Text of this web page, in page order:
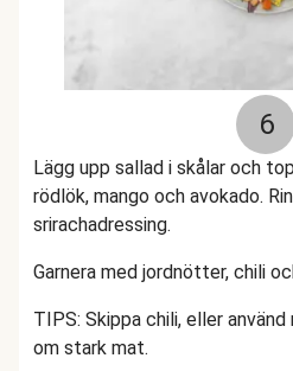
6
Lägg upp sallad i skålar och
rödlök, mango och avokado.
srirachadressing.
Garnera med jordnötter, chili
TIPS: Skippa chili, eller
om stark mat.